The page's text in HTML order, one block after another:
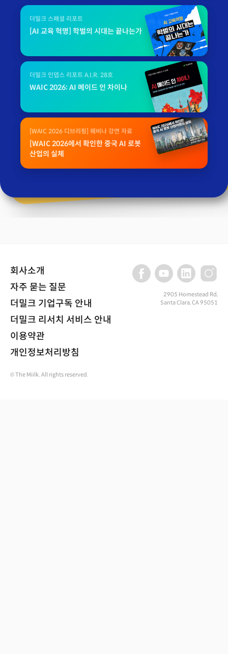
더밀크 스페셜 리포트
[AI 교육 혁명] 학벌의 시대는 끝나는가
더밀크 인뎁스 리포트 A.I.R. 28호
WAIC 2026: AI 메이드 인 차이나
[WAIC 2026 디브리핑] 웨비나 강연 자료
[WAIC 2026에서 확인한 중국 AI 로봇
산업의 실체
회사소개
자주 묻는 질문
더밀크 기업구독 안내
더밀크 리서치 서비스 안내
이용약관
개인정보처리방침
2905 Homestead Rd,
Santa Clara, CA 95051
© The Miilk. All rights reserved.